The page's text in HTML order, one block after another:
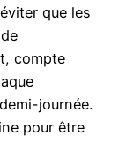
que les
compte
journée.
pour être